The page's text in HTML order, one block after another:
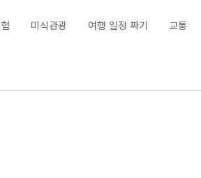
미식관광 여행 일정 짜기
교통